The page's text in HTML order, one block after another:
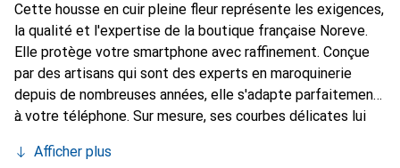
Cette housse en cuir pleine fleur représente les exigences,
la qualité et l'expertise de la boutique française Noreve.
Elle protège votre smartphone avec raffinement. Conçue
par des artisans qui sont des experts en maroquinerie
depuis de nombreuses années, elle s'adapte parfaitement
à votre téléphone. Sur mesure, ses courbes délicates lui
accessoire chic et essentiel pour votre smartphone.
Afficher plus